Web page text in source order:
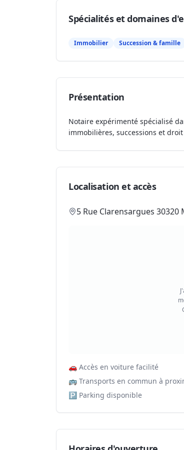
Spécialités et domaines
Immobilier Succession & famille
Présentation
Notaire expérimenté spécialisé
immobilières, successions et
Localisation et accès
5 Rue Clarensargues
🚗 Accès en voiture facilité
🚌 Transports en commun à
🅿️ Parking disponible